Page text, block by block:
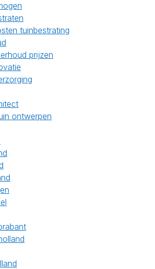
tuinbestrating
prijzen
ontwerpen